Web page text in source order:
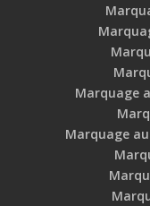
Marquage
Marquage